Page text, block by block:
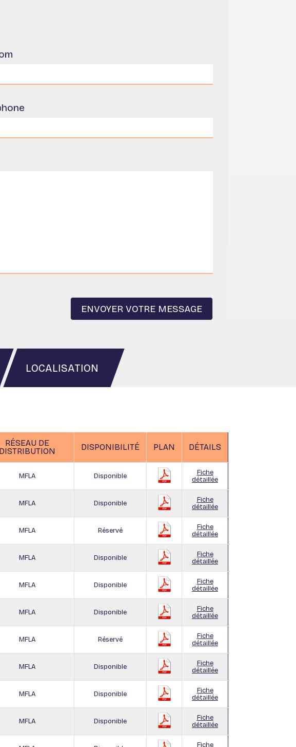
LOCALISATION
RÉSEAU DE
DISTRIBUTION
DISPONIBILITÉ PLAN DÉTAILS
MFLA Disponible
Fiche
détaillée
MFLA Disponible
Fiche
détaillée
MFLA Réservé
Fiche
détaillée
MFLA Disponible
Fiche
détaillée
MFLA Disponible
Fiche
détaillée
MFLA Disponible
Fiche
détaillée
MFLA Réservé
Fiche
détaillée
MFLA Disponible
Fiche
détaillée
MFLA Disponible
Fiche
détaillée
MFLA Disponible
Fiche
détaillée
Fiche